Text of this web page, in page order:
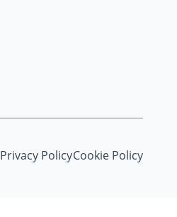
Privacy PolicyCookie Policy